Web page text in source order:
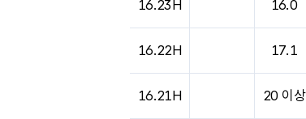
16.23H 16.0
16.22H 17.1
16.21H 20 이상